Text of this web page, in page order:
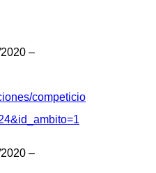
–
competicio
–